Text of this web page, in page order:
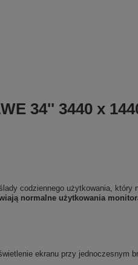
34'' 3440 x
codziennego użytkowania, który
normalne użytkowania
ekranu przy jednoczesnym